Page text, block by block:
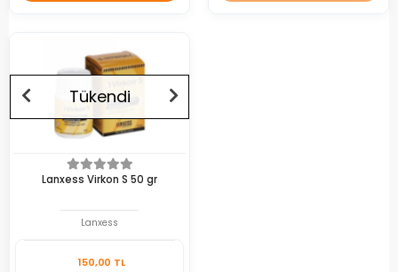
Tükendi
Lanxess Virkon S 50 gr
Lanxess
150,00 TL